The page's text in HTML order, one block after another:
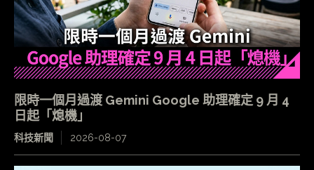
限時一個月過渡 Gemini Google 助理確定 9 月 4
日起「熄機」
科技新聞 2026-08-07